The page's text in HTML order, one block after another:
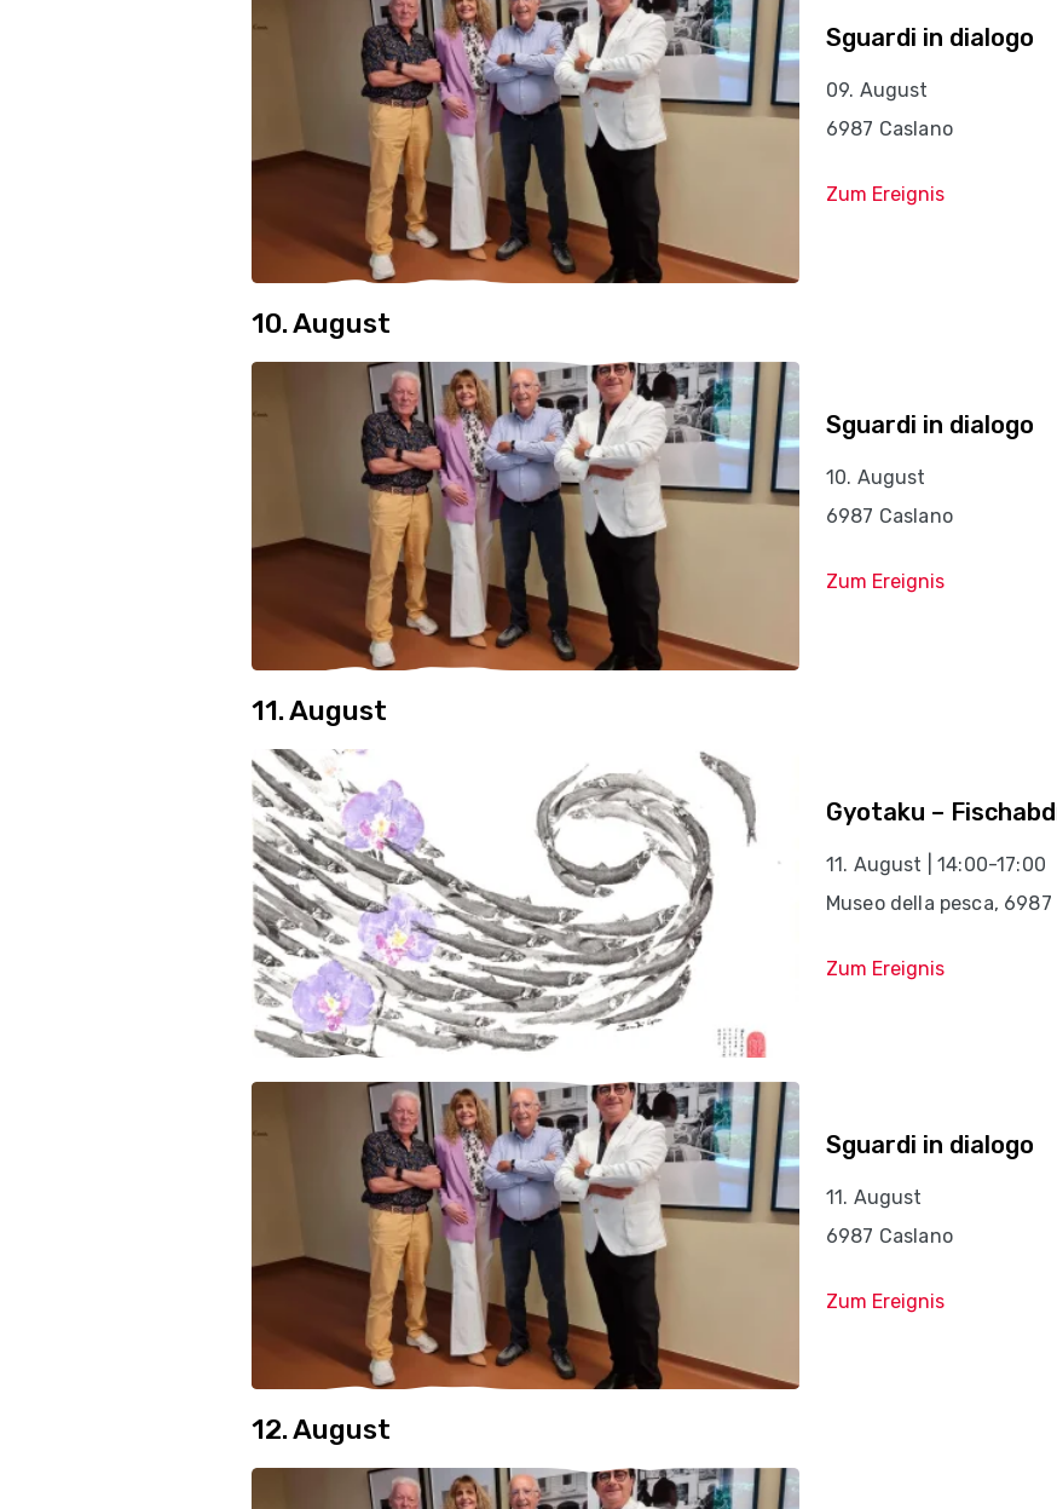
Sguardi in dialogo
09. August
6987 Caslano
Zum Ereignis
10. August
Sguardi in dialogo
10. August
6987 Caslano
Zum Ereignis
11. August
Gyotaku –
11. August | 14:00-17:00
Museo della pesca, 6987
Zum Ereignis
Sguardi in dialogo
11. August
6987 Caslano
Zum Ereignis
12. August